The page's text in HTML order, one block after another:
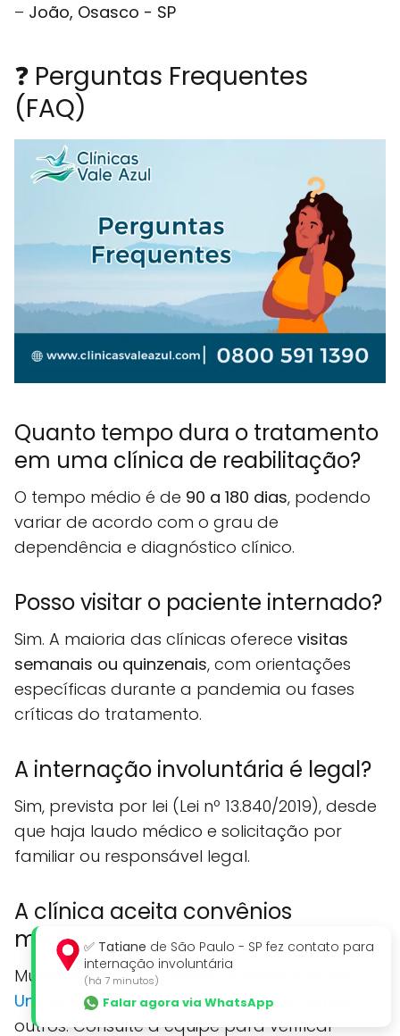
– João, Osasco - SP
❓ Perguntas Frequentes
(FAQ)
Quanto tempo dura o tratamento
em uma clínica de reabilitação?
O tempo médio é de 90 a 180 dias, podendo
variar de acordo com o grau de
dependência e diagnóstico clínico.
Posso visitar o paciente internado?
Sim. A maioria das clínicas oferece visitas
semanais ou quinzenais, com orientações
específicas durante a pandemia ou fases
críticas do tratamento.
A internação involuntária é legal?
Sim, prevista por lei (Lei nº 13.840/2019), desde
que haja laudo médico e solicitação por
familiar ou responsável legal.
A clínica aceita convênios
médicos?
Muitas unidades aceitam convênios como
Unimed
Amil,Bradesco,SulAmérica
outros. Consulte a equipe para verificar
✅ Tatiane de São Paulo - SP fez contato para
internação involuntária
(há 7 minutos)
Falar agora via WhatsApp